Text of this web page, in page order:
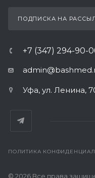
ПОДПИСКА НА
+7 (347) 294-90-
Уфа, ул. Ленина,
ПОЛИТИКА
© 2026 Все права